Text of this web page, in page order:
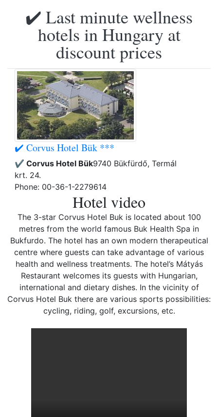
✔️ Last minute wellness
hotels in Hungary at
discount prices
✔️ Corvus Hotel Bük ***
✔️ Corvus Hotel Bük9740 Bükfürdő, Termál
krt. 24.
Phone: 00-36-1-2279614
Hotel video
The 3-star Corvus Hotel Buk is located about 100
metres from the world famous Buk Health Spa in
Bukfurdo. The hotel has an own modern therapeutical
centre where guests can take advantage of various
health and wellness treatments. The hotel’s Mátyás
Restaurant welcomes its guests with Hungarian,
international and dietary dishes. In the vicinity of
Corvus Hotel Buk there are various sports possibilities:
cycling, riding, golf, excursions, etc.